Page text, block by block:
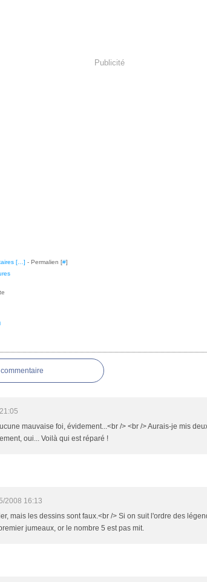
Publicité
[ ] - Permalien [#]
mauvaise foi, évidement...<br /> <br /> Aurais-je mis
oui... Voilà qui est réparé !
2008 16:13
mais les dessins sont faux.<br /> Si on suit l'ordre des
jumeaux, or le nombre 5 est pas mit.